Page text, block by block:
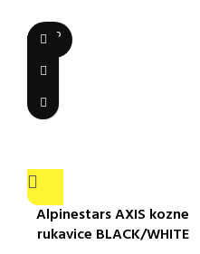
SOLD
OUT
Alpinestars AXIS kozne
rukavice BLACK/WHITE